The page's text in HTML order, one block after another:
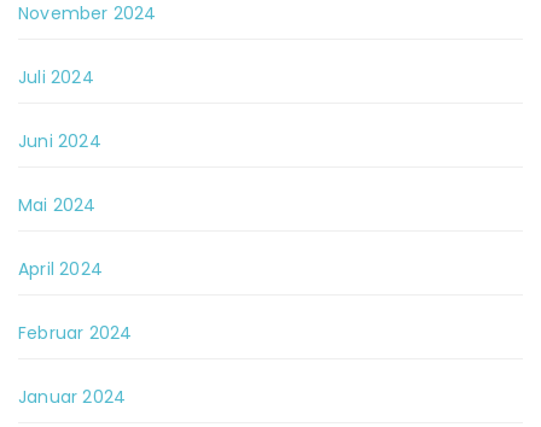
November 2024
Juli 2024
Juni 2024
Mai 2024
April 2024
Februar 2024
Januar 2024